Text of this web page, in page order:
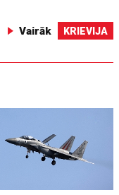
Vairāk KRIEVIJA